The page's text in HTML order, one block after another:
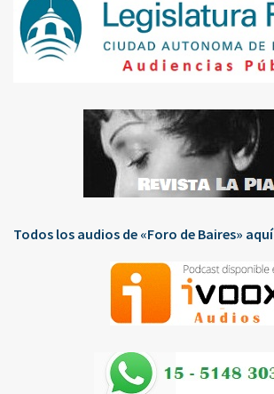
Todos los audios de «Foro de Baires» aquí